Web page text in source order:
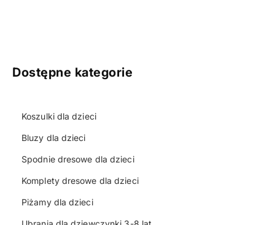
Dostępne kategorie
Koszulki dla dzieci
Bluzy dla dzieci
Spodnie dresowe dla dzieci
Komplety dresowe dla dzieci
Piżamy dla dzieci